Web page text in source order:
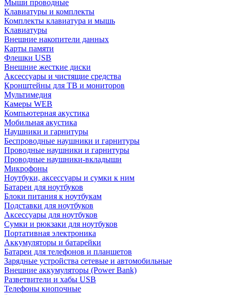
Мыши проводные
Клавиатуры и комплекты
Комплекты клавиатура и мышь
Клавиатуры
Внешние накопители данных
Карты памяти
Флешки USB
Внешние жесткие диски
Аксессуары и чистящие средства
Кронштейны для ТВ и мониторов
Мультимедия
Камеры WEB
Компьютерная акустика
Мобильная акустика
Наушники и гарнитуры
Беспроводные наушники и гарнитуры
Проводные наушники и гарнитуры
Проводные наушники-вкладыши
Микрофоны
Ноутбуки, аксессуары и сумки к ним
Батареи для ноутбуков
Блоки питания к ноутбукам
Подставки для ноутбуков
Аксессуары для ноутбуков
Сумки и рюкзаки для ноутбуков
Портативная электроника
Аккумуляторы и батарейки
Батареи для телефонов и планшетов
Зарядные устройства сетевые и автомобильные
Внешние аккумуляторы (Power Bank)
Разветвители и хабы USB
Телефоны кнопочные